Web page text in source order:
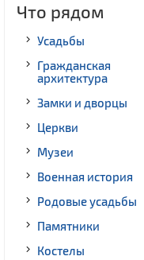
Что рядом
Усадьбы
Гражданская
архитектура
Замки и дворцы
Церкви
Музеи
Военная история
Родовые усадьбы
Памятники
Костелы